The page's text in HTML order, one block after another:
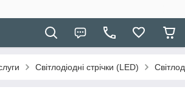
Світлодіодні стрічки (LED)